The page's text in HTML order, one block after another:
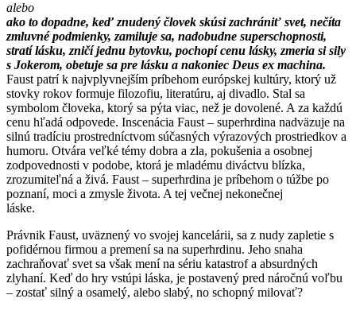
alebo
ako to dopadne, keď znudený človek skúsi zachrániť svet, nečíta
zmluvné podmienky, zamiluje sa, nadobudne superschopnosti,
stratí lásku, zničí jednu bytovku, pochopí cenu lásky, zmeria si sily
s Jokerom, obetuje sa pre lásku a nakoniec Deus ex machina.
Faust patrí k najvplyvnejším príbehom európskej kultúry, ktorý už
stovky rokov formuje filozofiu, literatúru, aj divadlo. Stal sa
symbolom človeka, ktorý sa pýta viac, než je dovolené. A za každú
cenu hľadá odpovede. Inscenácia Faust – superhrdina nadväzuje na
silnú tradíciu prostredníctvom súčasných výrazových prostriedkov a
humoru. Otvára veľké témy dobra a zla, pokušenia a osobnej
zodpovednosti v podobe, ktorá je mladému diváctvu blízka,
zrozumiteľná a živá. Faust – superhrdina je príbehom o túžbe po
poznaní, moci a zmysle života. A tej večnej nekonečnej
láske.
Právnik Faust, uväznený vo svojej kancelárii, sa z nudy zapletie s
pofidérnou firmou a premení sa na superhrdinu. Jeho snaha
zachraňovať svet sa však mení na sériu katastrof a absurdných
zlyhaní. Keď do hry vstúpi láska, je postavený pred náročnú voľbu
– zostať silný a osamelý, alebo slabý, no schopný milovať?